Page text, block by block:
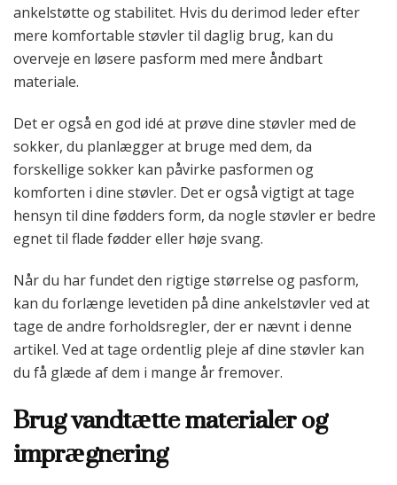
ankelstøtte og stabilitet. Hvis du derimod leder efter
mere komfortable støvler til daglig brug, kan du
overveje en løsere pasform med mere åndbart
materiale.
Det er også en god idé at prøve dine støvler med de
sokker, du planlægger at bruge med dem, da
forskellige sokker kan påvirke pasformen og
komforten i dine støvler. Det er også vigtigt at tage
hensyn til dine fødders form, da nogle støvler er bedre
egnet til flade fødder eller høje svang.
Når du har fundet den rigtige størrelse og pasform,
kan du forlænge levetiden på dine ankelstøvler ved at
tage de andre forholdsregler, der er nævnt i denne
artikel. Ved at tage ordentlig pleje af dine støvler kan
du få glæde af dem i mange år fremover.
Brug vandtætte materialer og
imprægnering